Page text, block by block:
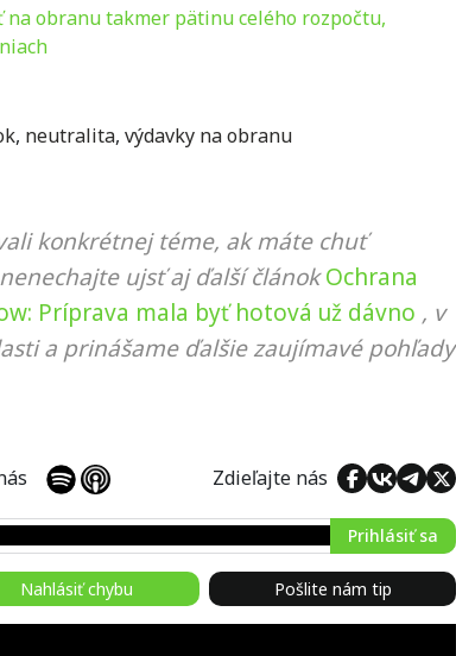
na obranu takmer pätinu celého rozpočtu,
, neutralita, výdavky na obranu
konkrétnej téme, ak máte chuť
ujsť aj ďalší článok Ochrana
Príprava mala byť hotová už dávno , v
a prinášame ďalšie zaujímavé pohľady
Zdieľajte nás
Prihlásiť sa
Nahlásiť chybu Pošlite nám tip